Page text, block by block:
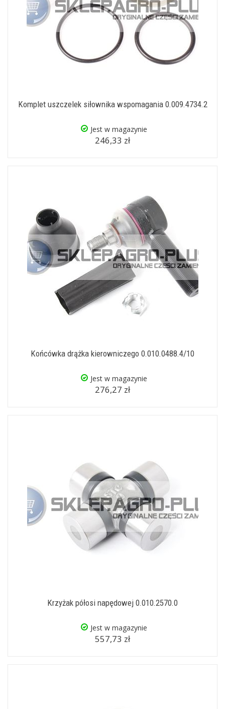
Komplet uszczelek siłownika wspomagania 0.009.4734.2
Jest w magazynie
246,33 zł
Końcówka drążka kierowniczego 0.010.0488.4/10
Jest w magazynie
276,27 zł
Krzyżak półosi napędowej 0.010.2570.0
Jest w magazynie
557,73 zł